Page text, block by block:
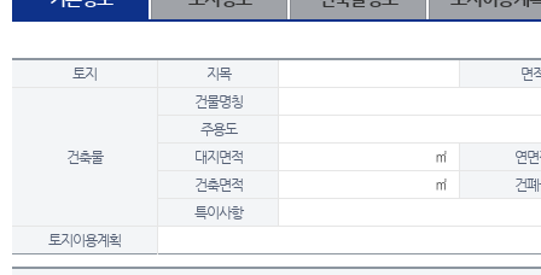
토지 지목 면
건축물
건물명칭
주용도
대지면적
㎡
연
건축면적
㎡
건
특이사항
토지이용계획